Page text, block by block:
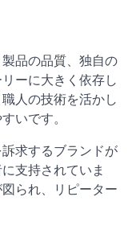
品の品質、独自の
ーに大きく依存し
人の技術を活かし
いです。
求するブランドが
支持されていま
られ、リピーター